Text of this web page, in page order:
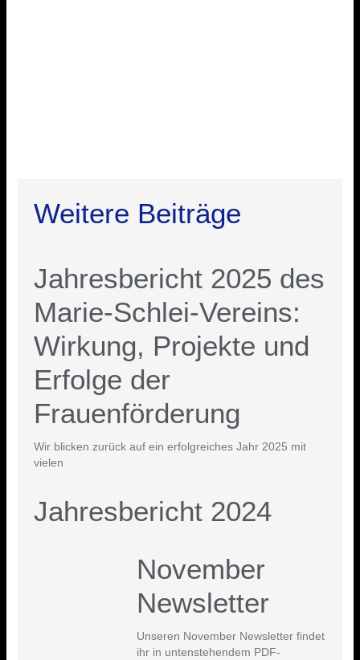
Weitere Beiträge
Jahresbericht 2025 des
Marie-Schlei-Vereins:
Wirkung, Projekte und
Erfolge der
Frauenförderung
Wir blicken zurück auf ein erfolgreiches Jahr 2025 mit
vielen
Jahresbericht 2024
November
Newsletter
Unseren November Newsletter findet
ihr in untenstehendem PDF-